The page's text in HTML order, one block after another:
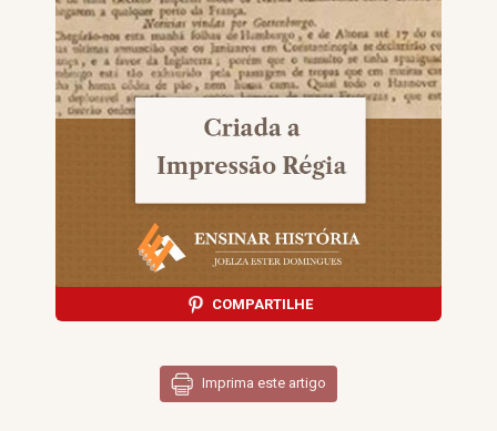
COMPARTILHE
Imprima este artigo